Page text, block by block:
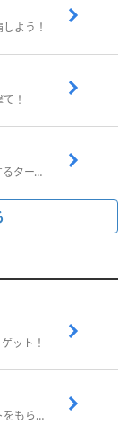
よう！
！
武器の『アビリティ』と『戦神』を駆使するターン制コマンドバトルRPG！
ット！
歩いてポイ活！日常生活でお得にポイントをもらおう